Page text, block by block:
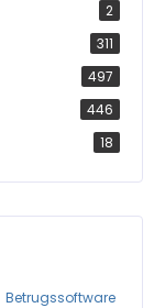
2
311
497
446
18
Betrugssoftware